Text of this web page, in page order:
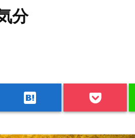
分
hatenabookmark